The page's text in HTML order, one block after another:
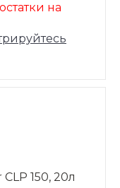
на
150, 20л